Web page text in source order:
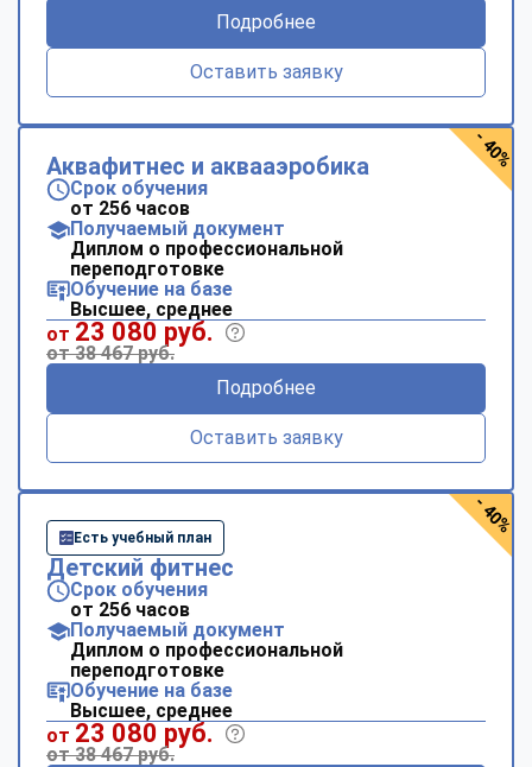
Подробнее
Оставить заявку
Аквафитнес и аквааэробика
Срок обучения
от 256 часов
Получаемый документ
Диплом о профессиональной
переподготовке
Обучение на базе
Высшее, среднее
от 23 080 руб.
от 38 467 руб.
Подробнее
Оставить заявку
- 40%
Есть учебный план
Детский фитнес
Срок обучения
от 256 часов
Получаемый документ
Диплом о профессиональной
переподготовке
Обучение на базе
Высшее, среднее
от 23 080 руб.
от 38 467 руб.
- 40%